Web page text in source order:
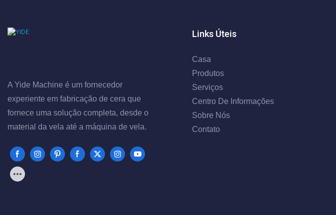
A Yide Machine é um fornecedor
experiente em fabricação de cera que
fornece uma solução completa, desde o
material da vela até a máquina de vela.
Links Úteis
Casa
Produtos
Serviços
Centro De Informações
Sobre Nós
Contato